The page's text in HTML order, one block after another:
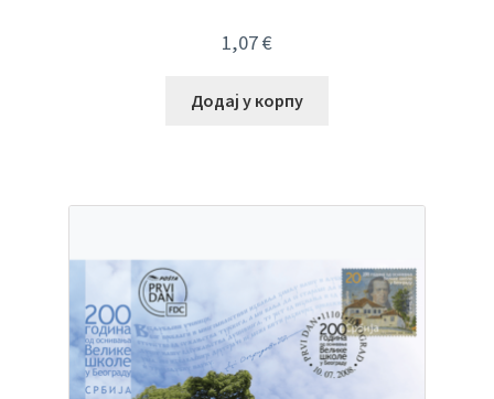
1,07€
Додај у корпу